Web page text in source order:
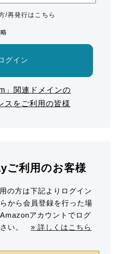
/再発行はこちら
グイン
」関連ドメインの
スをご利用の皆様
ご利用のお客様
の方は下記よりログイン
から会員登録を行った場
アカウントでログ
さい。 » 詳しくはこちら